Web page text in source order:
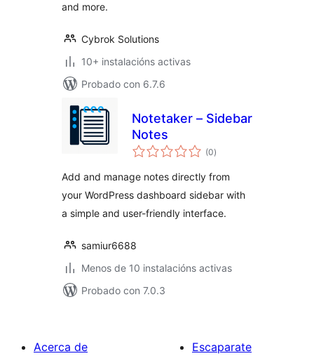
and more.
Cybrok Solutions
10+ instalacións activas
Probado con 6.7.6
Notetaker – Sidebar
Notes
(0valoracións
totais
)
Add and manage notes directly from
your WordPress dashboard sidebar with
a simple and user-friendly interface.
samiur6688
Menos de 10 instalacións activas
Probado con 7.0.3
Acerca de
Escaparate